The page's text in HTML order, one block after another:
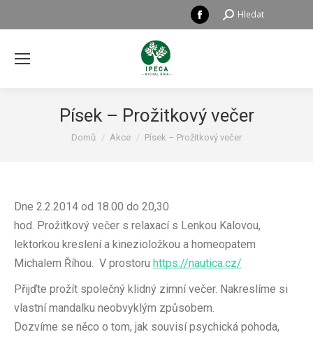
Facebook
page
window
Hledat:Hledat
Písek – Prožitkový večer
Právě se nacházíte zde:
Domů Akce Písek – Prožitkový večer
Dne 2.2.2014 od 18.00 do 20,30
hod. Prožitkový večer s relaxací s Lenkou Kalovou,
lektorkou kreslení a kinezioložkou a homeopatem
Michalem Říhou. V prostoru https://nautica.cz/
Přijďte prožít společný klidný zimní večer. Nakreslíme si
vlastní mandalku neobvyklým způsobem.
Dozvíme se něco o tom, jak souvisí psychická pohoda,